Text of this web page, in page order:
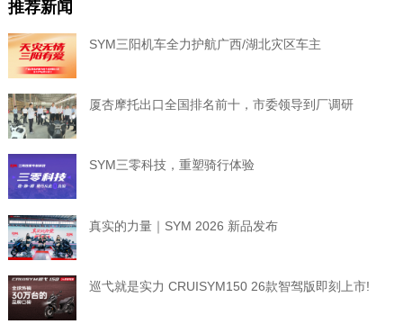
推荐新闻
SYM三阳机车全力护航广西/湖北灾区车主
厦杏摩托出口全国排名前十，市委领导到厂调研
SYM三零科技，重塑骑行体验
真实的力量｜SYM 2026 新品发布
巡弋就是实力 CRUISYM150 26款智驾版即刻上市!